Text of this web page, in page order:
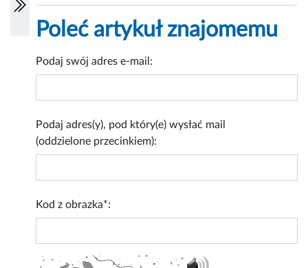
Poleć artykuł znajomemu
Podaj swój adres e-mail:
Podaj adres(y), pod który(e) wysłać mail
(oddzielone przecinkiem):
Kod z obrazka*: